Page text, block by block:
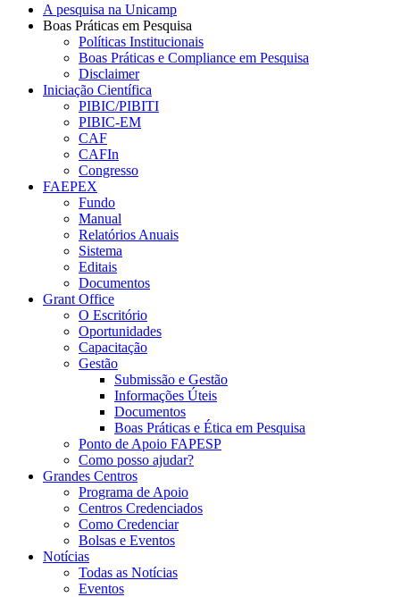
A pesquisa na Unicamp
Boas Práticas em Pesquisa
Políticas Institucionais
Boas Práticas e Compliance em Pesquisa
Disclaimer
Iniciação Científica
PIBIC/PIBITI
PIBIC-EM
CAF
CAFIn
Congresso
FAEPEX
Fundo
Manual
Relatórios Anuais
Sistema
Editais
Documentos
Grant Office
O Escritório
Oportunidades
Capacitação
Gestão
Submissão e Gestão
Informações Úteis
Documentos
Boas Práticas e Ética em Pesquisa
Ponto de Apoio FAPESP
Como posso ajudar?
Grandes Centros
Programa de Apoio
Centros Credenciados
Como Credenciar
Bolsas e Eventos
Notícias
Todas as Notícias
Eventos